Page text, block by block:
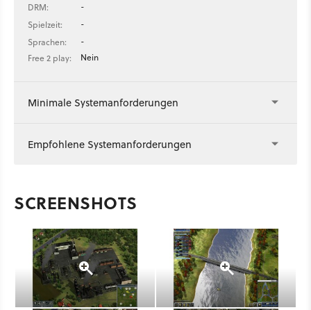
DRM:
-
Spielzeit:
-
Sprachen:
-
Free 2 play:
Nein
Minimale Systemanforderungen
Empfohlene Systemanforderungen
SCREENSHOTS